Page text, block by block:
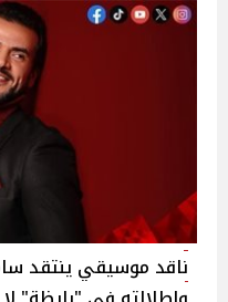
ناقد موسيقي ينتقد